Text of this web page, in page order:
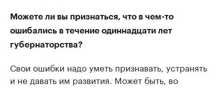
Можете ли вы признаться, что в чем-то
ошибались в течение одиннадцати лет
губернаторства?
Свои ошибки надо уметь признавать, устранять
и не давать им развития. Может быть, во